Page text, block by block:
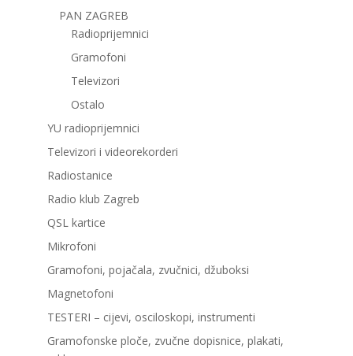
PAN ZAGREB
Radioprijemnici
Gramofoni
Televizori
Ostalo
YU radioprijemnici
Televizori i videorekorderi
Radiostanice
Radio klub Zagreb
QSL kartice
Mikrofoni
Gramofoni, pojačala, zvučnici, džuboksi
Magnetofoni
TESTERI – cijevi, osciloskopi, instrumenti
Gramofonske ploče, zvučne dopisnice, plakati,